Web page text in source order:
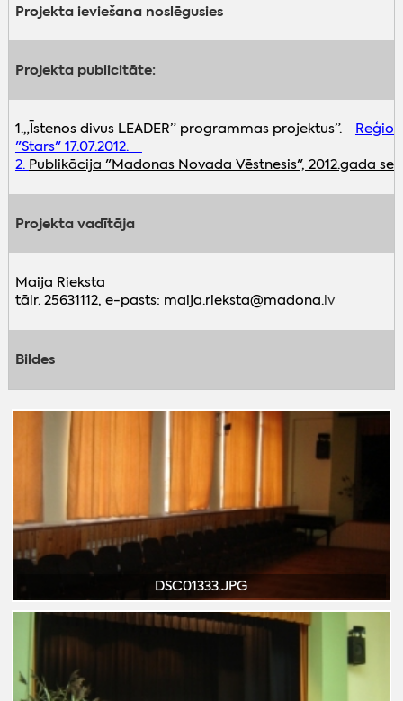
Projekta ieviešana noslēgusies
Projekta publicitāte:
1.„Īstenos divus LEADER” programmas projektus”.
"Stars" 17.07.2012.
2. Publikācija "Madonas Novada Vēstnesis", 2012.gada
Projekta vadītāja
Maija Rieksta
tālr. 25631112, e-pasts: maija.rieksta@madona.lv
Bildes